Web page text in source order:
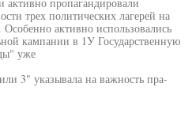
трех политических лагерей на
активно использовались
кампании в 1У Государственную
уже
3" указывала на важность пра-